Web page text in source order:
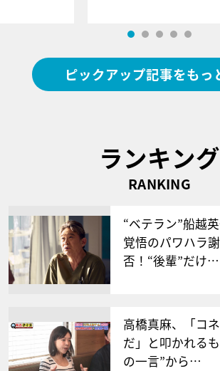
ピックアップ記事をもっ
ランキング
RANKING
“ベテラン”船越
覚悟のパワハラ
否！“後輩”だけ…
高橋真麻、「コ
だ」と叩かれる
の一言”から…